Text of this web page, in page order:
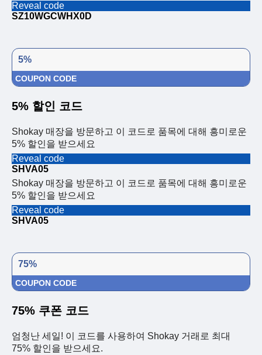
Reveal code
SZ10WGCWHX0D
5%
COUPON CODE
5% 할인 코드
Shokay 매장을 방문하고 이 코드로 품목에 대해 흥미로운
5% 할인을 받으세요
Reveal code
SHVA05
Shokay 매장을 방문하고 이 코드로 품목에 대해 흥미로운
5% 할인을 받으세요
Reveal code
SHVA05
75%
COUPON CODE
75% 쿠폰 코드
엄청난 세일! 이 코드를 사용하여 Shokay 거래로 최대
75% 할인을 받으세요.